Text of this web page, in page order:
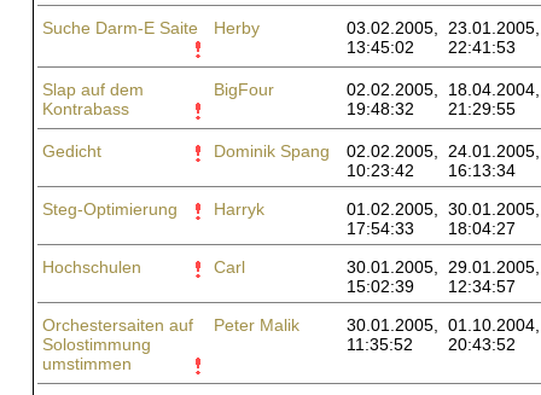
Suche Darm-E Saite
Herby
03.02.2005,
13:45:02
23.01.2005,
22:41:53
Slap auf dem
Kontrabass
BigFour
02.02.2005,
19:48:32
18.04.2004,
21:29:55
Gedicht Dominik Spang
02.02.2005,
10:23:42
24.01.2005,
16:13:34
Steg-Optimierung
Harryk
01.02.2005,
17:54:33
30.01.2005,
18:04:27
Hochschulen
Carl
30.01.2005,
15:02:39
29.01.2005,
12:34:57
Orchestersaiten auf
Solostimmung
umstimmen
Peter Malik
30.01.2005,
11:35:52
01.10.2004,
20:43:52